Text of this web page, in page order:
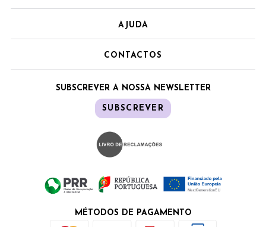
AJUDA
CONTACTOS
SUBSCREVER A NOSSA NEWSLETTER
SUBSCREVER
MÉTODOS DE PAGAMENTO